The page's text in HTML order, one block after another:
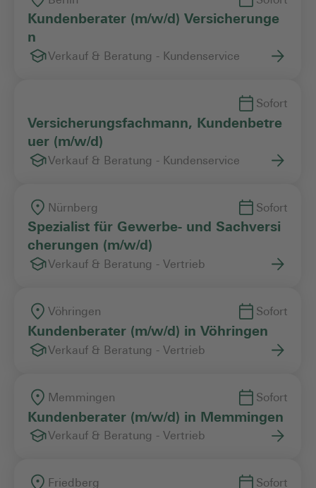
Kundenberater (m/w/d) Versicherunge
n
Verkauf & Beratung - Kundenservice
Sofort
Versicherungsfachmann, Kundenbetre
uer (m/w/d)
Verkauf & Beratung - Kundenservice
Nürnberg Sofort
Spezialist für Gewerbe- und Sachversi
cherungen (m/w/d)
Verkauf & Beratung - Vertrieb
Vöhringen Sofort
Kundenberater (m/w/d) in Vöhringen
Verkauf & Beratung - Vertrieb
Memmingen Sofort
Kundenberater (m/w/d) in Memmingen
Verkauf & Beratung - Vertrieb
Friedberg Sofort